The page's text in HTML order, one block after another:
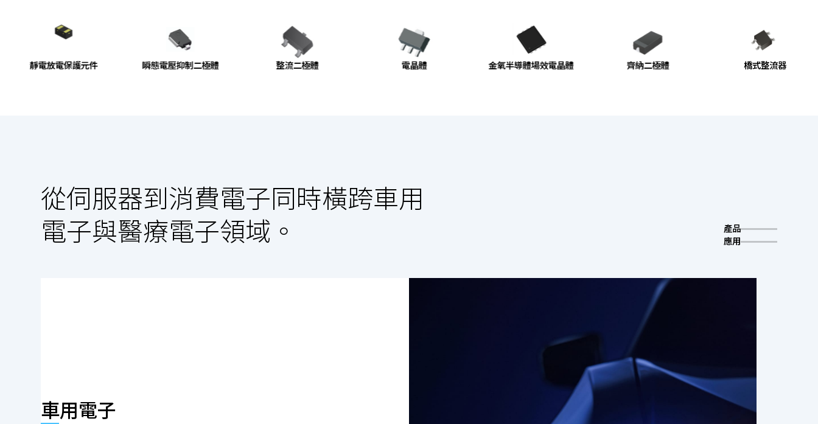
靜電放電保護元件 瞬態電壓抑制二極體 整流二極體 電晶體 金氧半導體場效電晶體 齊納二極體 橋式整流器
從伺服器到消費電子同時橫跨車用
電子與醫療電子領域。
產品
應用
車用電子